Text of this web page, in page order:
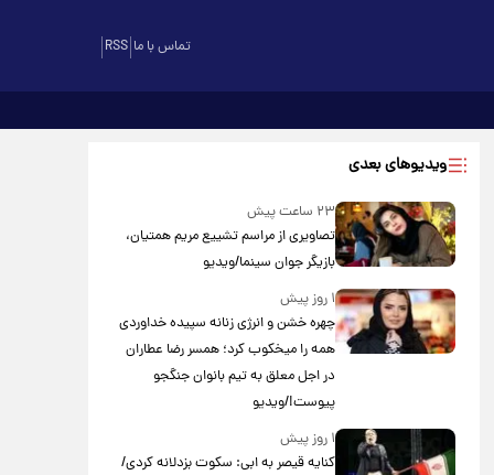
RSS تماس با ما
ویدیوهای بعدی
۲۳ ساعت پیش
تصاویری از مراسم تشییع مریم همتیان،
بازیگر جوان سینما/ویدیو
۱ روز پیش
چهره خشن و انرژی زنانه سپیده خداوردی
همه را میخکوب کرد؛ همسر رضا عطاران
در اجل معلق به تیم بانوان جنگجو
پیوست!/ویدیو
۱ روز پیش
کنایه قیصر به ابی: سکوت بزدلانه کردی/